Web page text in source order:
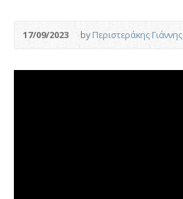
17/09/2023 byΠεριστεράκης Γιάννης